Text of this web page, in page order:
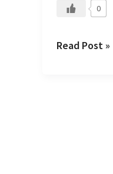
0
Read Post »